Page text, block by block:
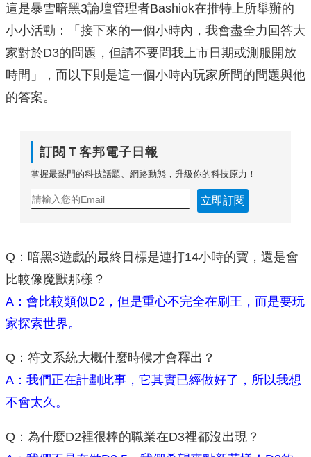
這是暴雪暗黑3論壇管理者Bashiok在推特上所舉辦的
小小活動：「接下來的一個小時內，我會盡全力回答大
家對於D3的問題，但請不要問我上市日期或測服開放
時間」，而以下則是這一個小時內玩家所問的問題與他
的答案。
訂閱Ｔ客邦電子日報
掌握最熱門的科技話題、網路動態，升級你的科技原力！
立即訂閱
Q：暗黑3遊戲的最終目標是連打14小時的寶，還是會
比較像魔獸那樣？
A：會比較類似D2，但是重心不完全在刷王，而是要玩
家探索世界。
Q：符文系統大概什麼時候才會釋出？
A：我們正在計劃此事，它其實已經做好了，所以我想
不會太久。
Q：為什麼D2裡很棒的職業在D3裡都沒出現？